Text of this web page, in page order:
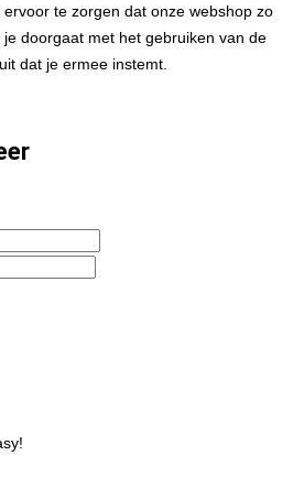
te zorgen dat onze webshop zo
doorgaat met het gebruiken van de
dat je ermee instemt.